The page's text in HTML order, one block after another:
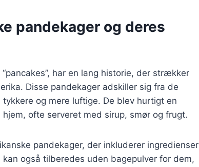
pandekager og deres
har en lang historie, der strækker
Disse pandekager adskiller sig fra de
og mere luftige. De blev hurtigt en
ofte serveret med sirup, smør og frugt.
pandekager, der inkluderer ingredienser
også tilberedes uden bagepulver for dem,